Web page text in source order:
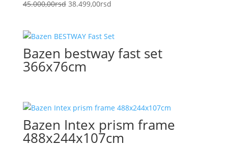
45.000,00rsd Originalna
bila:
45.000,00rsd.
38.499,00rsdTrenutna
38.499,00rsd.
Bazen bestway fast set
366x76cm
Bazen Intex prism frame
488x244x107cm